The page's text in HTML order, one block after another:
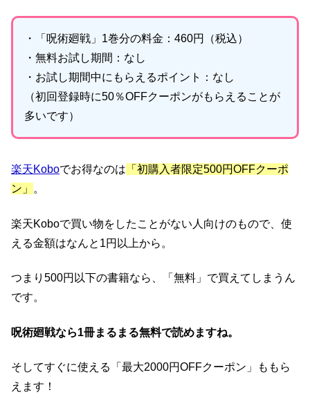
・「呪術廻戦」1巻分の料金：460円（税込）
・無料お試し期間：なし
・お試し期間中にもらえるポイント：なし
（初回登録時に50％OFFクーポンがもらえることが
多いです）
楽天Koboでお得なのは 「初購入者限定500円OFFクーポ
ン」 。
楽天Koboで買い物をしたことがない人向けのもので、使
える金額はなんと1円以上から。
つまり500円以下の書籍なら、「無料」で買えてしまうん
です。
呪術廻戦なら1冊まるまる無料で読めますね。
そしてすぐに使える「最大2000円OFFクーポン」ももら
えます！